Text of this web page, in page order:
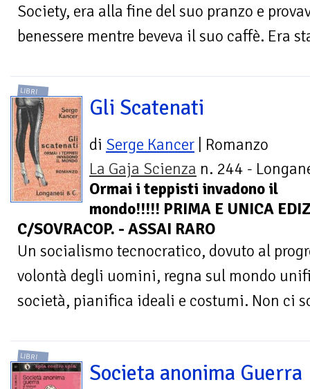
Society, era alla fine del suo pranzo e
benessere mentre beveva il suo caffè. Era
LIBRI
Gli Scatenati
di Serge Kancer | Romanzo
La Gaja Scienza n. 244 -
Ormai i teppisti invadono il
mondo!!!!! PRIMA E UNICA
C/SOVRACOP. - ASSAI RARO
Un socialismo tecnocratico, dovuto al
volontà degli uomini, regna sul mondo
società, pianifica ideali e costumi. Non ci
LIBRI
Societa anonima Guerra